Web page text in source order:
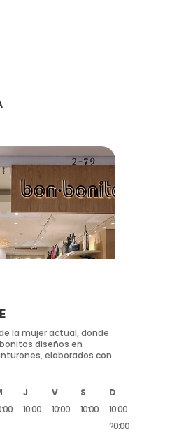
la mujer actual, donde
diseños en
elaborados con
J V S
D
10:00
10:00
10:00
10:00
20:00